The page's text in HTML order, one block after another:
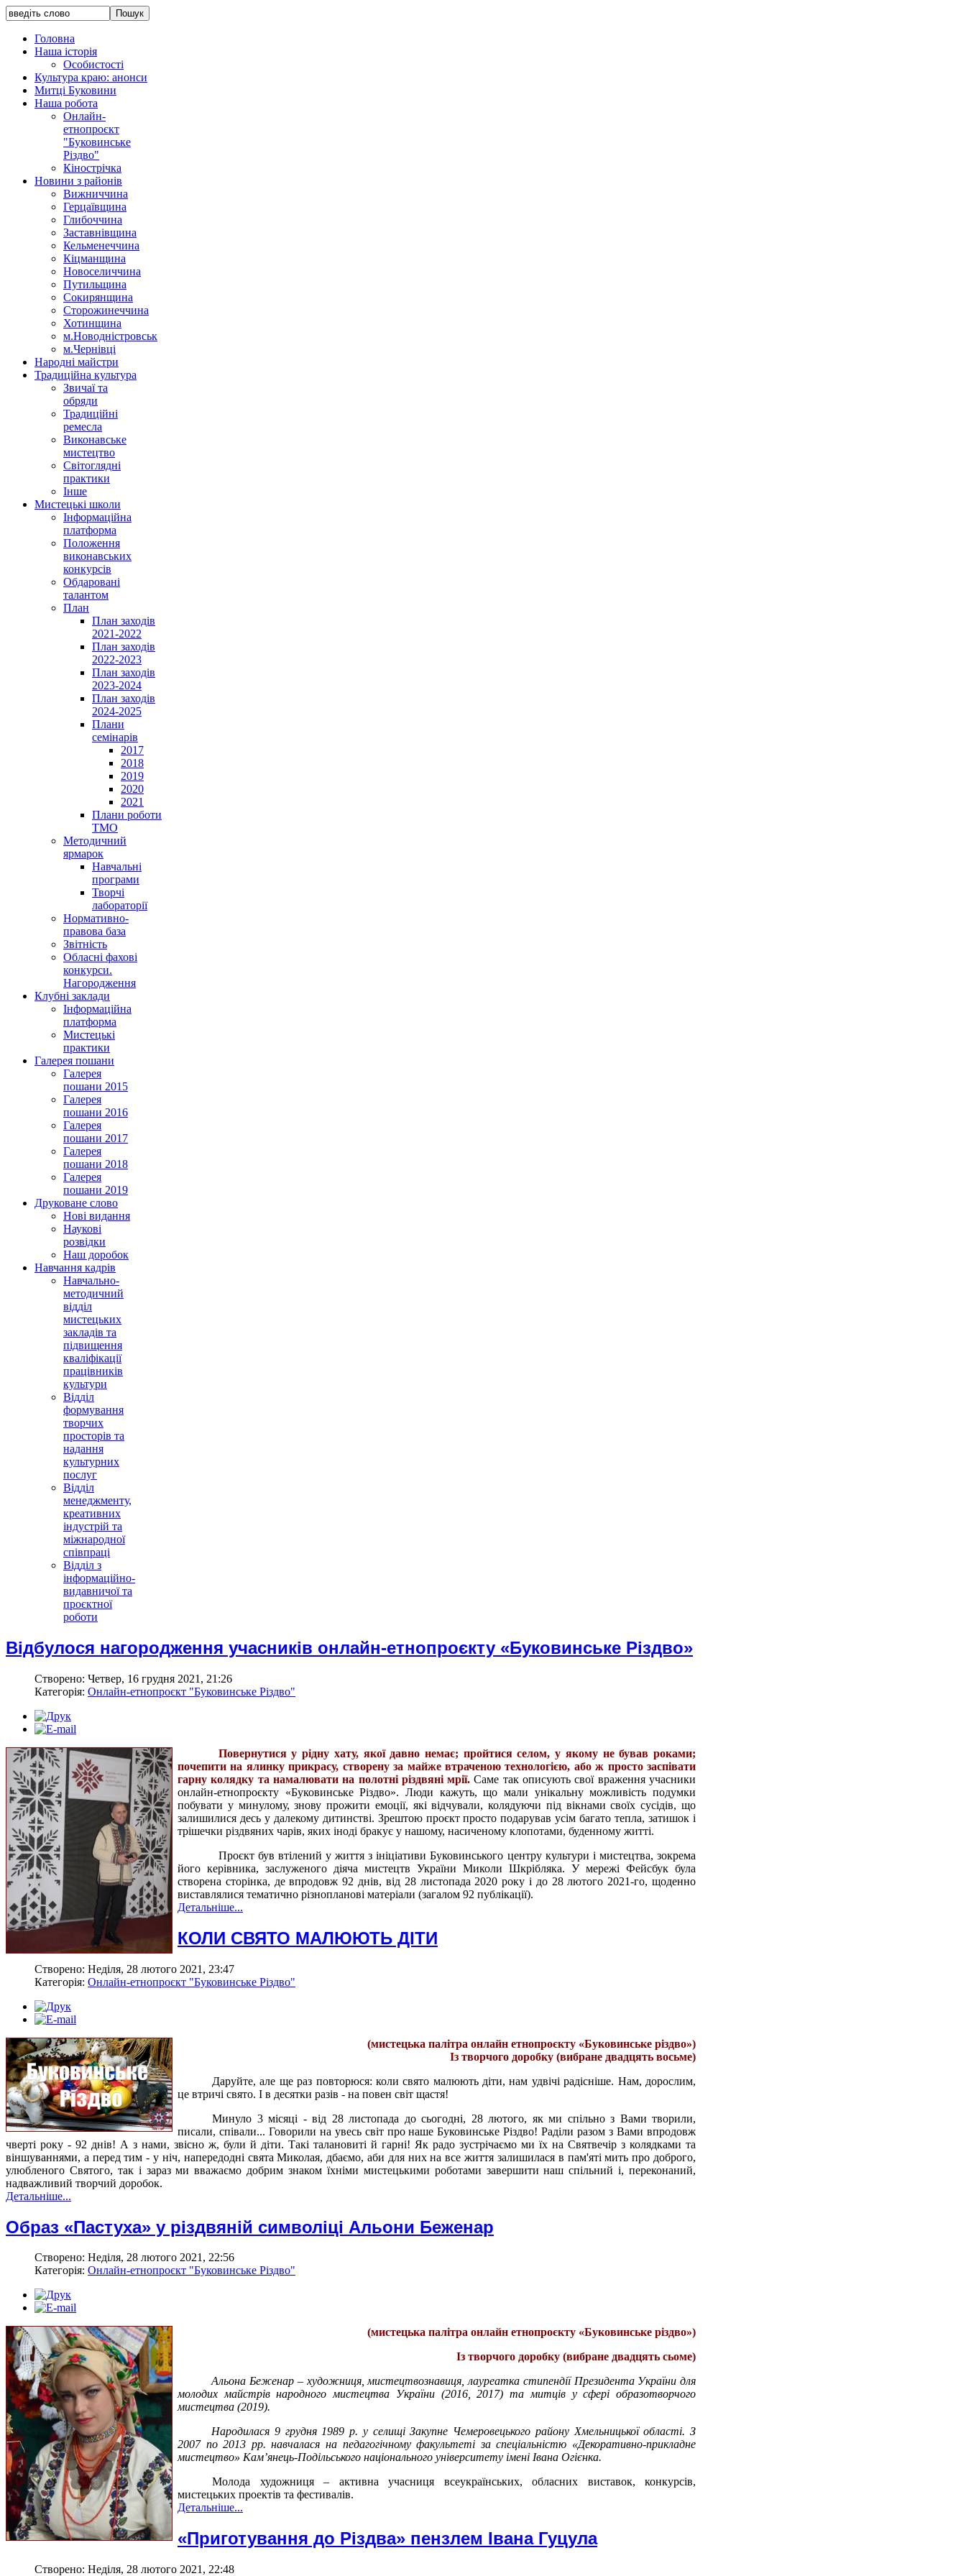
Головна
Наша історія
Особистості
Культура краю: анонси
Митці Буковини
Наша робота
Онлайн-
етнопроєкт
"Буковинське
Різдво"
Кінострічка
Новини з районів
Вижниччина
Герцаївщина
Глибоччина
Заставнівщина
Кельменеччина
Кіцманщина
Новоселиччина
Путильщина
Сокирянщина
Сторожинеччина
Хотинщина
м.Новодністровськ
м.Чернівці
Народні майстри
Традиційна культура
Звичаї та
обряди
Традиційні
ремесла
Виконавське
мистецтво
Світоглядні
практики
Інше
Мистецькі школи
Інформаційна
платформа
Положення
виконавських
конкурсів
Обдаровані
талантом
План
План заходів
2021-2022
План заходів
2022-2023
План заходів
2023-2024
План заходів
2024-2025
Плани
семінарів
2017
2018
2019
2020
2021
Плани роботи
ТМО
Методичний
ярмарок
Навчальні
програми
Творчі
лабораторії
Нормативно-
правова база
Звітність
Обласні фахові
конкурси.
Нагородження
Клубні заклади
Інформаційна
платформа
Мистецькі
практики
Галерея пошани
Галерея
пошани 2015
Галерея
пошани 2016
Галерея
пошани 2017
Галерея
пошани 2018
Галерея
пошани 2019
Друковане слово
Нові видання
Наукові
розвідки
Наш доробок
Навчання кадрів
Навчально-
методичний
відділ
мистецьких
закладів та
підвищення
кваліфікації
працівників
культури
Відділ
формування
творчих
просторів та
надання
культурних
послуг
Відділ
менеджменту,
креативних
індустрій та
міжнародної
співпраці
Відділ з
інформаційно-
видавничої та
проєктної
роботи
Відбулося нагородження учасників онлайн-етнопроєкту «Буковинське Різдво»
Створено: Четвер, 16 грудня 2021, 21:26
Категорія: Онлайн-етнопроєкт "Буковинське Різдво"
Повернутися у рідну хату, якої давно немає; пройтися селом, у якому не бував роками;
почепити на ялинку прикрасу, створену за майже втраченою технологією, або ж просто заспівати
гарну колядку та намалювати на полотні різдвяні мрії. Саме так описують свої враження учасники
онлайн-етнопроєкту «Буковинське Різдво». Люди кажуть, що мали унікальну можливість подумки
побувати у минулому, знову прожити емоції, які відчували, колядуючи під вікнами своїх сусідів, що
залишилися десь у далекому дитинстві. Зрештою проєкт просто подарував усім багато тепла, затишок і
трішечки різдвяних чарів, яких іноді бракує у нашому, насиченому клопотами, буденному житті.
Проєкт був втілений у життя з ініціативи Буковинського центру культури і мистецтва, зокрема
його керівника, заслуженого діяча мистецтв України Миколи Шкрібляка. У мережі Фейсбук була
створена сторінка, де впродовж 92 днів, від 28 листопада 2020 року і до 28 лютого 2021-го, щоденно
виставлялися тематично різнопланові матеріали (загалом 92 публікації).
Детальніше...
КОЛИ СВЯТО МАЛЮЮТЬ ДІТИ
Створено: Неділя, 28 лютого 2021, 23:47
Категорія: Онлайн-етнопроєкт "Буковинське Різдво"
(мистецька палітра онлайн етнопроєкту «Буковинське різдво»)
Із творчого доробку (вибране двадцять восьме)
Даруйте, але ще раз повторюся: коли свято малюють діти, нам удвічі радісніше. Нам, дорослим,
це втричі свято. І в десятки разів - на повен світ щастя!
Минуло 3 місяці - від 28 листопада до сьогодні, 28 лютого, як ми спільно з Вами творили,
писали, співали... Говорили на увесь світ про наше Буковинське Різдво! Раділи разом з Вами впродовж
чверті року - 92 днів! А з нами, звісно ж, були й діти. Такі талановиті й гарні! Як радо зустрічаємо ми їх на Святвечір з колядками та
віншуваннями, а перед тим - у ніч, напередодні свята Миколая, дбаємо, аби для них на все життя залишилася в пам'яті мить про доброго,
улюбленого Святого, так і зараз ми вважаємо добрим знаком їхніми мистецькими роботами завершити наш спільний і, переконаний,
надважливий творчий доробок.
Детальніше...
Образ «Пастуха» у різдвяній символіці Альони Беженар
Створено: Неділя, 28 лютого 2021, 22:56
Категорія: Онлайн-етнопроєкт "Буковинське Різдво"
(мистецька палітра онлайн етнопроєкту «Буковинське різдво»)
Із творчого доробку (вибране двадцять сьоме)
Альона Беженар – художниця, мистецтвознавиця, лауреатка стипендії Президента України для
молодих майстрів народного мистецтва України (2016, 2017) та митців у сфері образотворчого
мистецтва (2019).
Народилася 9 грудня 1989 р. у селищі Закупне Чемеровецького району Хмельницької області. З
2007 по 2013 рр. навчалася на педагогічному факультеті за спеціальністю «Декоративно-прикладне
мистецтво» Кам’янець-Подільського національного університету імені Івана Огієнка.
Молода художниця – активна учасниця всеукраїнських, обласних виставок, конкурсів,
мистецьких проектів та фестивалів.
Детальніше...
«Приготування до Різдва» пензлем Івана Гуцула
Створено: Неділя, 28 лютого 2021, 22:48